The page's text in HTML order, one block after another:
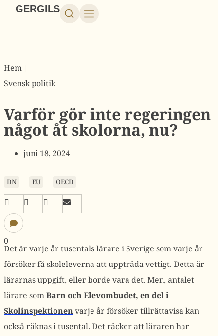
GERGILS
Hem |
Svensk politik
Varför gör inte regeringen
något åt skolorna, nu?
juni 18, 2024
DN EU OECD
0
Det är varje år tusentals lärare i Sverige som varje år
försöker få skoleleverna att uppträda vettigt. Detta är
lärarnas uppgift, eller borde vara det. Men, antalet
lärare somBarn och Elevombudet, en del i
Skolinspektionenvarje år försöker tillrättavisa kan
också räknas i tusental. Det räcker att läraren har